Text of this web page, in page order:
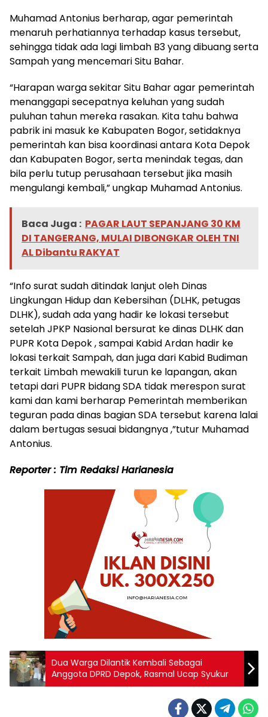
Muhamad Antonius berharap, agar pemerintah
menaruh perhatiannya terhadap kasus tersebut,
sehingga tidak ada lagi limbah B3 yang dibuang serta
Sampah yang mencemari Situ Bahar.
“Harapan warga sekitar Situ Bahar agar pemerintah
menanggapi secepatnya keluhan yang sudah
puluhan tahun mereka rasakan. Kita tahu bahwa
pabrik ini masuk ke Kabupaten Bogor, setidaknya
pemerintah kan bisa koordinasi antara Kota Depok
dan Kabupaten Bogor, serta menindak tegas, dan
bila perlu tutup perusahaan tersebut jika masih
mengulangi kembali,” ungkap Muhamad Antonius.
Baca Juga : PAGAR LAUT SEPANJANG 30 KM
DI TANGERANG, MULAI DIBONGKAR OLEH TNI
AL Dibantu RAKYAT
“Info surat sudah ditindak lanjut oleh Dinas
Lingkungan Hidup dan Kebersihan (DLHK, petugas
DLHK), sudah ada yang hadir ke lokasi tersebut
setelah JPKP Nasional bersurat ke dinas DLHK dan
PUPR Kota Depok , sampai Kabid Ardan hadir ke
lokasi terkait Sampah, dan juga dari Kabid Budiman
terkait Limbah mewakili turun ke lapangan, akan
tetapi dari PUPR bidang SDA tidak merespon surat
kami dan kami berharap Pemerintah memberikan
teguran pada dinas bagian SDA tersebut karena lalai
dalam bertugas sesuai bidangnya ,”tutur Muhamad
Antonius.
Reporter : Tim Redaksi Harianesia
Dua Warga Dilantik Kembali Sebagai
Anggota DPRD Depok, Rasmal Ucap Syukur